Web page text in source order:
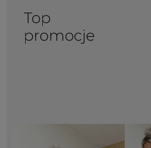
Top
promocje